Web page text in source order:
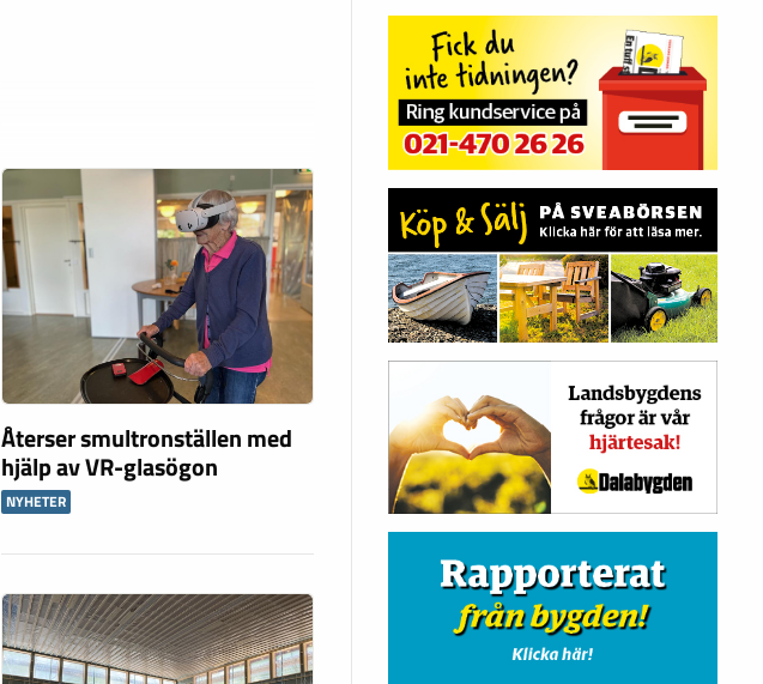
Återser smultronställen med
hjälp av VR-glasögon
NYHETER